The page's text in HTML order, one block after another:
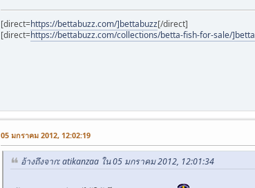
[direct=https://bettabuzz.com/]bettabuzz[/direct]
[direct=https://bettabuzz.com/collections/betta-fish-for-sale/]betta
05 มกราคม 2012, 12:02:19
อ้างถึงจาก: atikanzaa ใน 05 มกราคม 2012, 12:01:34